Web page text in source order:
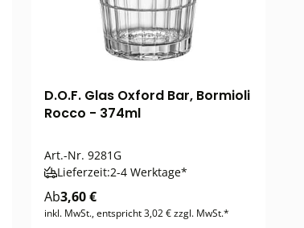
D.O.F. Glas Oxford Bar, Bormioli
Rocco - 374ml
Art.-Nr. 9281G
Lieferzeit:2-4 Werktage*
Ab3,60 €
inkl. MwSt., entspricht 3,02 € zzgl. MwSt.*